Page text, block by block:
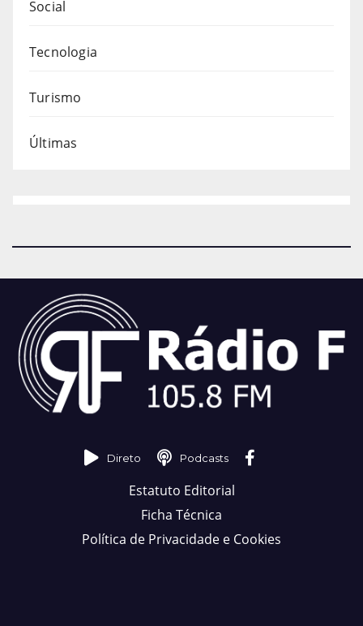
Social
Tecnologia
Turismo
Últimas
Direto Podcasts
Estatuto Editorial
Ficha Técnica
Política de Privacidade e Cookies